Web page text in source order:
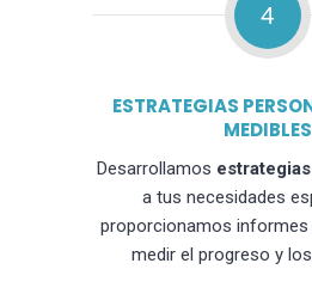
4
ESTRATEGIAS
MEDIBLES
Desarrollamos estrategias
a tus necesidades
proporcionamos informes
medir el progreso y